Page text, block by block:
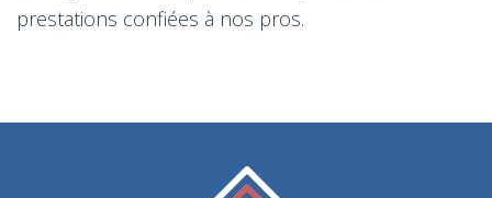
prestations confiées à nos pros.